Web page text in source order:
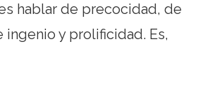
hablar de precocidad, de
ingenio y prolificidad. Es,